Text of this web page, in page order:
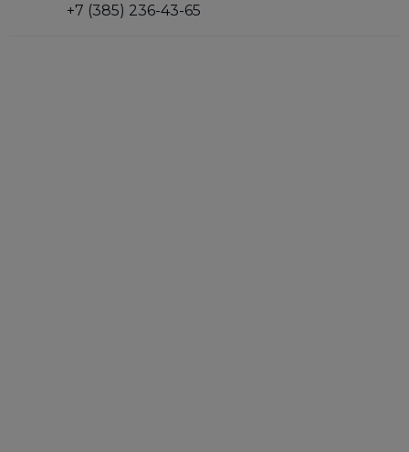
+7 (385) 236-43-65